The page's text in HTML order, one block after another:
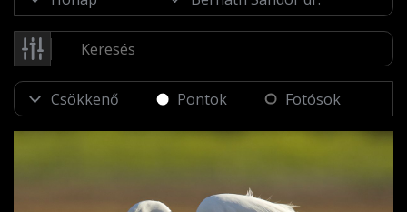
Pontok Fotósok